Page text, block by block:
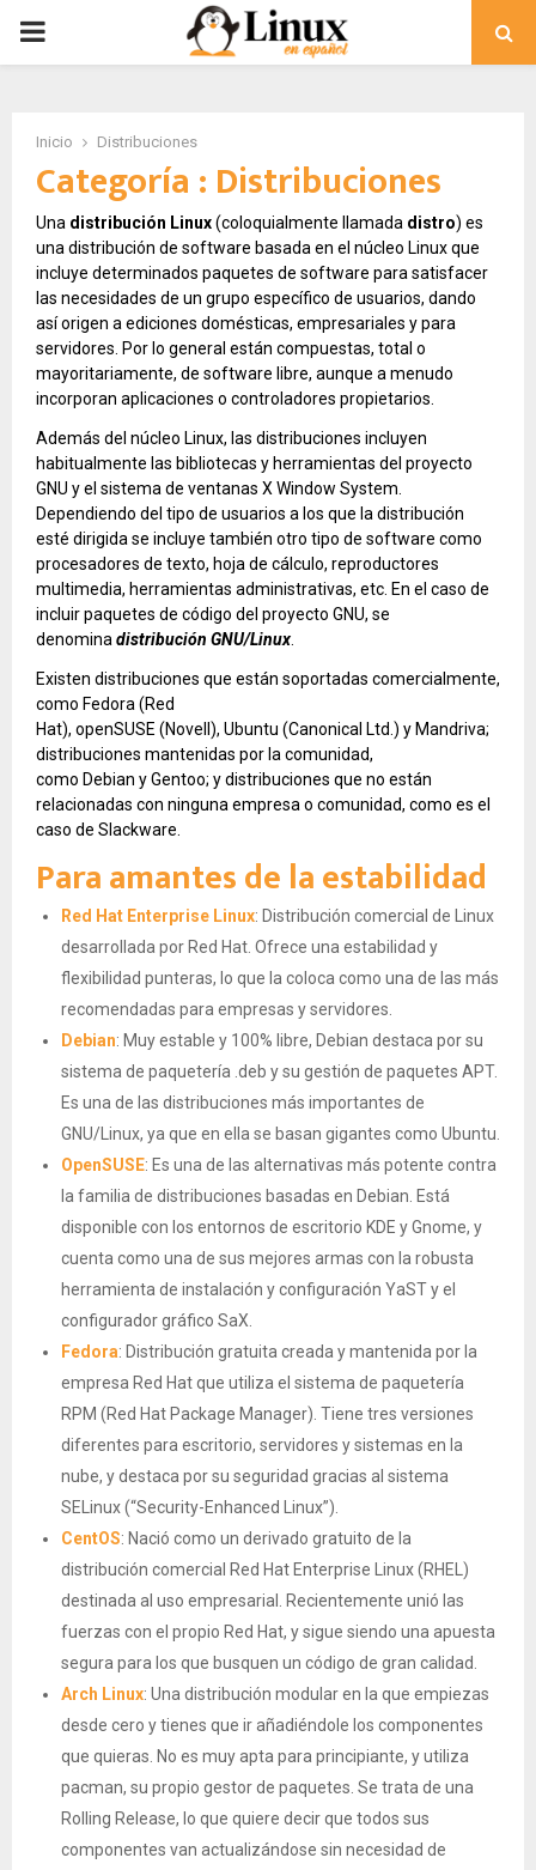
PRIMARY
Inicio Distribuciones
Categoría : Distribuciones
Una distribución Linux(coloquialmente llamada distro) es
una distribución de software basada en el núcleo Linux que
incluye determinados paquetes de software para satisfacer
las necesidades de un grupo específico de usuarios, dando
así origen a ediciones domésticas, empresariales y para
servidores. Por lo general están compuestas, total o
mayoritariamente, de software libre, aunque a menudo
incorporan aplicaciones o controladores propietarios.
Además del núcleo Linux, las distribuciones incluyen
habitualmente las bibliotecas y herramientas del proyecto
GNU y el sistema de ventanas X Window System.
Dependiendo del tipo de usuarios a los que la distribución
esté dirigida se incluye también otro tipo de software como
procesadores de texto, hoja de cálculo, reproductores
multimedia, herramientas administrativas, etc. En el caso de
incluir paquetes de código del proyecto GNU, se
denomina distribución GNU/Linux
Existen distribuciones que están soportadas comercialmente,
como Fedora (Red
Hat), openSUSE (Novell), Ubuntu (Canonical Ltd.) y Mandriva;
distribuciones mantenidas por la comunidad,
como Debian y Gentoo; y distribuciones que no están
relacionadas con ninguna empresa o comunidad, como es el
caso de Slackware.
Para amantes de la estabilidad
Red Hat Enterprise Linux: Distribución comercial de Linux
desarrollada por Red Hat. Ofrece una estabilidad y
flexibilidad punteras, lo que la coloca como una de las más
recomendadas para empresas y servidores.
Debian: Muy estable y 100% libre, Debian destaca por su
sistema de paquetería .deb y su gestión de paquetes APT.
Es una de las distribuciones más importantes de
GNU/Linux, ya que en ella se basan gigantes como Ubuntu.
OpenSUSE: Es una de las alternativas más potente contra
la familia de distribuciones basadas en Debian. Está
disponible con los entornos de escritorio KDE y Gnome, y
cuenta como una de sus mejores armas con la robusta
herramienta de instalación y configuración YaST y el
configurador gráfico SaX.
Fedora: Distribución gratuita creada y mantenida por la
empresa Red Hat que utiliza el sistema de paquetería
RPM (Red Hat Package Manager). Tiene tres versiones
diferentes para escritorio, servidores y sistemas en la
nube, y destaca por su seguridad gracias al sistema
SELinux (“Security-Enhanced Linux”).
CentOS: Nació como un derivado gratuito de la
distribución comercial Red Hat Enterprise Linux (RHEL)
destinada al uso empresarial. Recientemente unió las
fuerzas con el propio Red Hat, y sigue siendo una apuesta
segura para los que busquen un código de gran calidad.
Arch Linux: Una distribución modular en la que empiezas
desde cero y tienes que ir añadiéndole los componentes
que quieras. No es muy apta para principiante, y utiliza
pacman, su propio gestor de paquetes. Se trata de una
Rolling Release, lo que quiere decir que todos sus
componentes van actualizándose sin necesidad de